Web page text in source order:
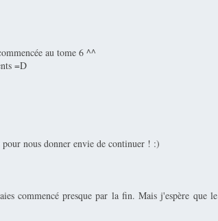
au tome 6 ^^
=D
nous donner envie de continuer ! :)
commencé presque par la fin. Mais j'espère que le